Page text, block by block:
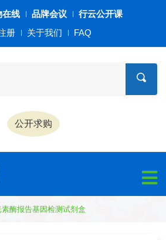
在线 品牌会议
行云公开课
册
关于我们 FAQ
公开求购
酶报告基因检测试剂盒